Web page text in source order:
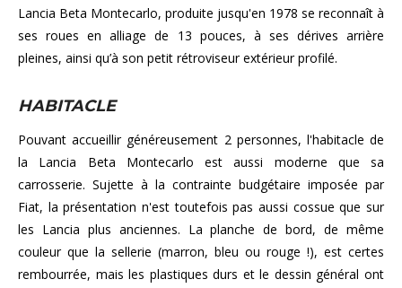
Lancia Beta Montecarlo, produite jusqu'en 1978 se reconnaît à
ses roues en alliage de 13 pouces, à ses dérives arrière
pleines, ainsi qu’à son petit rétroviseur extérieur profilé.
HABITACLE
Pouvant accueillir généreusement 2 personnes, l'habitacle de
la Lancia Beta Montecarlo est aussi moderne que sa
carrosserie. Sujette à la contrainte budgétaire imposée par
Fiat, la présentation n'est toutefois pas aussi cossue que sur
les Lancia plus anciennes. La planche de bord, de même
couleur que la sellerie (marron, bleu ou rouge !), est certes
rembourrée, mais les plastiques durs et le dessin général ont